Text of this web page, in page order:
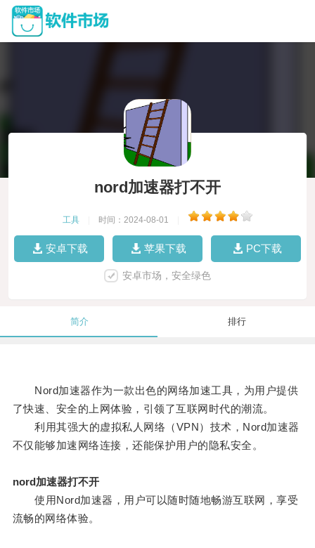
nord加速器打不开
工具 时间：2024-08-01
安卓下载 苹果下载 PC下载
安卓市场，安全绿色
简介 排行
Nord加速器作为一款出色的网络加速工具，为用户提供
了快速、安全的上网体验，引领了互联网时代的潮流。
利用其强大的虚拟私人网络（VPN）技术，Nord加速器
不仅能够加速网络连接，还能保护用户的隐私安全。
nord加速器打不开
使用Nord加速器，用户可以随时随地畅游互联网，享受
流畅的网络体验。